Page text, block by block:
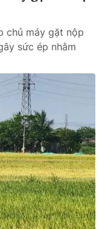
chủ máy gặt nộp
sức ép nhằm